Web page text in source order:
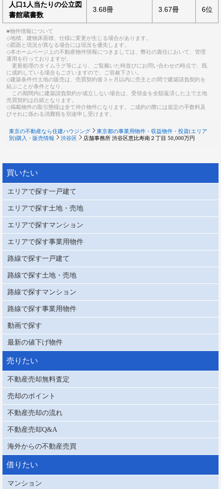
人口1人当たりの公立図
書館蔵書数
3.68冊 3.67冊 6位
■物件情報について
◇地積、建物床面積、仕様に変更が生じる場合があります。
◇図面と現況が異なる場合には現況を優先します。
◇本ホームページ上の不動産物件情報につきましては、弊社の責任において、管理
運用を行っておりますが、
更新処理のタイムラグ等により、ご覧戴いた時並びにお問い合わせの時点で、既
に成約している場合もございますので、ご容赦下さい。
◇建築条件付土地の販売は、売買契約後３ヶ月以内に売主との間で建築請負契約を
結ぶことが条件となり、
この期間内に建築請負契約が成立しない場合は、受領金を全額返済した上で土地
売買契約は白紙となります。
◇掲載物件の取引態様は全て仲介物件になります。ご成約の際には規定の手数料及
びそれに係わる消費税を別途申し受けます。
東京の不動産なら住建ハウジング
東京都の事業用物件・収益物件・投資(エリア
別)購入・販売情報
渋谷区 店舗事務所 渋谷区恵比寿南２丁目 50,000万円
買いたい
エリアで探す一戸建て
エリアで探す土地・売地
エリアで探すマンション
エリアで探す事業用物件
路線で探す一戸建て
路線で探す土地・売地
路線で探すマンション
路線で探す事業用物件
動画で探す
最新の値下げ物件
売りたい
不動産売却無料査定
売却のポイント
不動産売却の流れ
不動産売却Q&A
海外からの不動産売買
借りたい
マンション